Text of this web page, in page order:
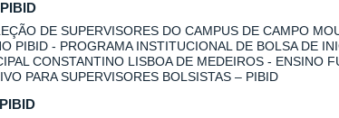
DE SUPERVISORES DO CAMPUS DE CAMPO
PIBID - PROGRAMA INSTITUCIONAL DE BOLSA DE
CONSTANTINO LISBOA DE MEDEIROS - ENSINO
PARA SUPERVISORES BOLSISTAS – PIBID